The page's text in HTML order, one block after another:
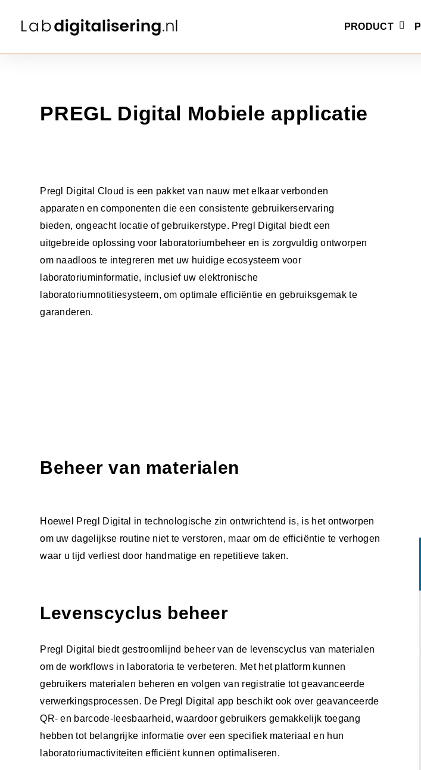
PRODUCT
PREGL Digital Mobiele applicatie
Pregl Digital Cloud is een pakket van nauw met elkaar verbonden
apparaten en componenten die een consistente gebruikerservaring
bieden, ongeacht locatie of gebruikerstype. Pregl Digital biedt een
uitgebreide oplossing voor laboratoriumbeheer en is zorgvuldig ontworpen
om naadloos te integreren met uw huidige ecosysteem voor
laboratoriuminformatie, inclusief uw elektronische
laboratoriumnotitiesysteem, om optimale efficiëntie en gebruiksgemak te
garanderen.
Beheer van materialen
Hoewel Pregl Digital in technologische zin ontwrichtend is, is het ontworpen
om uw dagelijkse routine niet te verstoren, maar om de efficiëntie te verhogen
waar u tijd verliest door handmatige en repetitieve taken.
Levenscyclus beheer
Pregl Digital biedt gestroomlijnd beheer van de levenscyclus van materialen
om de workflows in laboratoria te verbeteren. Met het platform kunnen
gebruikers materialen beheren en volgen van registratie tot geavanceerde
verwerkingsprocessen. De Pregl Digital app beschikt ook over geavanceerde
QR- en barcode-leesbaarheid, waardoor gebruikers gemakkelijk toegang
hebben tot belangrijke informatie over een specifiek materiaal en hun
laboratoriumactiviteiten efficiënt kunnen optimaliseren.